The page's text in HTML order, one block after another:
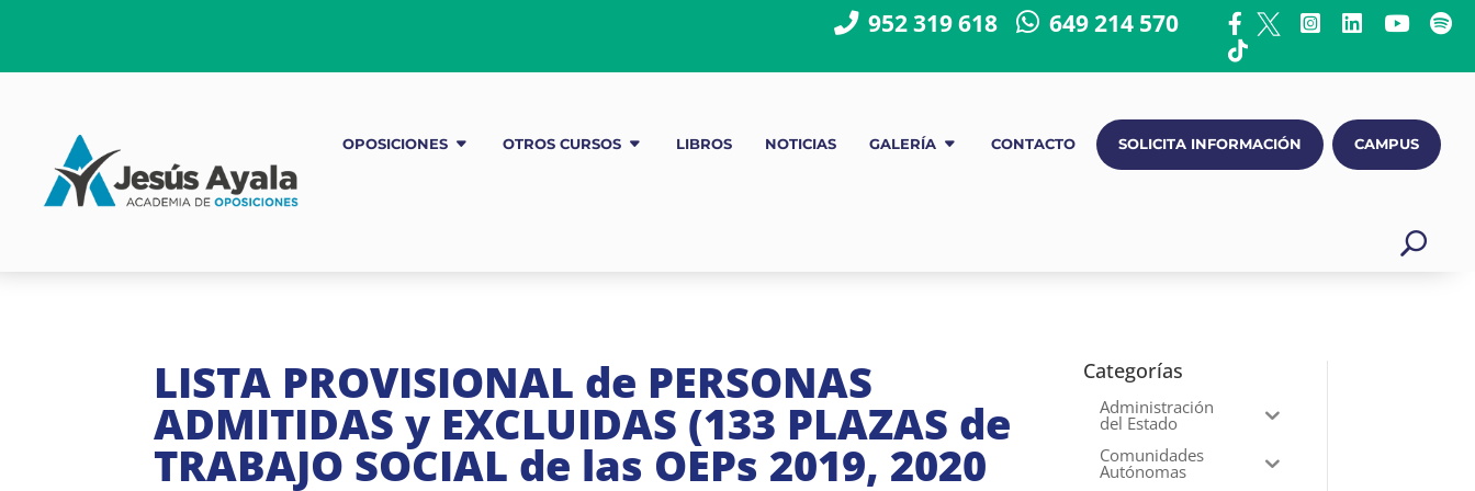
952 319 618 649 214 570
OPOSICIONES OTROS CURSOS LIBROS NOTICIAS GALERÍA CONTACTO SOLICITA INFORMACIÓN CAMPUS
LISTA PROVISIONAL de PERSONAS
ADMITIDAS y EXCLUIDAS (133 PLAZAS de
TRABAJO SOCIAL de las OEPs 2019, 2020
Categorías
Administración
del Estado
Comunidades
Autónomas